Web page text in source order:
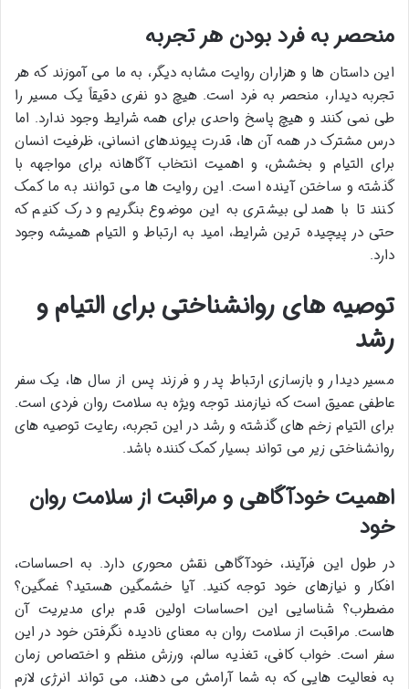
منحصر به فرد بودن هر تجربه
این داستان ها و هزاران روایت مشابه دیگر، به ما می آموزند که هر
تجربه دیدار، منحصر به فرد است. هیچ دو نفری دقیقاً یک مسیر را
طی نمی کنند و هیچ پاسخ واحدی برای همه شرایط وجود ندارد. اما
درس مشترک در همه آن ها، قدرت پیوندهای انسانی، ظرفیت انسان
برای التیام و بخشش، و اهمیت انتخاب آگاهانه برای مواجهه با
گذشته و ساختن آینده است. این روایت ها می توانند به ما کمک
کنند تا با همدلی بیشتری به این موضوع بنگریم و درک کنیم که
حتی در پیچیده ترین شرایط، امید به ارتباط و التیام همیشه وجود
دارد.
توصیه های روانشناختی برای التیام و
رشد
مسیر دیدار و بازسازی ارتباط پدر و فرزند پس از سال ها، یک سفر
عاطفی عمیق است که نیازمند توجه ویژه به سلامت روان فردی است.
برای التیام زخم های گذشته و رشد در این تجربه، رعایت توصیه های
روانشناختی زیر می تواند بسیار کمک کننده باشد.
اهمیت خودآگاهی و مراقبت از سلامت روان
خود
در طول این فرآیند، خودآگاهی نقش محوری دارد. به احساسات،
افکار و نیازهای خود توجه کنید. آیا خشمگین هستید؟ غمگین؟
مضطرب؟ شناسایی این احساسات اولین قدم برای مدیریت آن
هاست. مراقبت از سلامت روان به معنای نادیده نگرفتن خود در این
سفر است. خواب کافی، تغذیه سالم، ورزش منظم و اختصاص زمان
به فعالیت هایی که به شما آرامش می دهند، می تواند انرژی لازم